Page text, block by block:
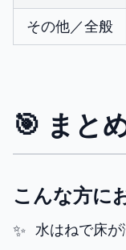
その他／全般
🎯 まと
こんな方に
水はねで床